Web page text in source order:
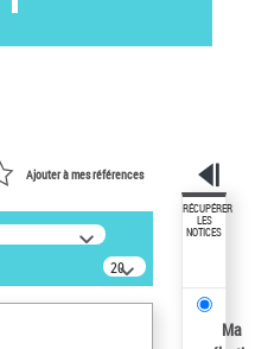
Ajouter à mes références
20
résultats/page
RÉCUPÉRER
LES
NOTICES
Ma